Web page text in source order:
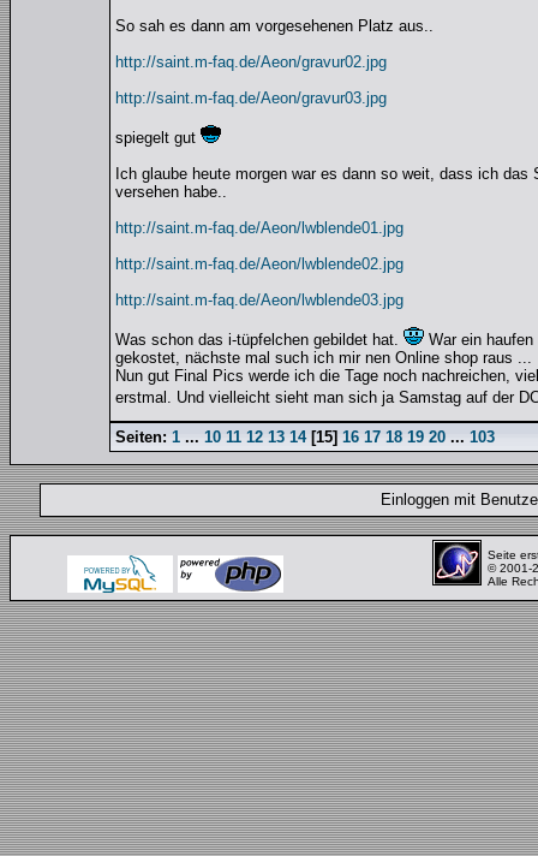
So sah es dann am vorgesehenen Platz aus..
http://saint.m-faq.de/Aeon/gravur02.jpg
http://saint.m-faq.de/Aeon/gravur03.jpg
spiegelt gut
Ich glaube heute morgen war es dann so weit, dass ich
versehen habe..
http://saint.m-faq.de/Aeon/lwblende01.jpg
http://saint.m-faq.de/Aeon/lwblende02.jpg
http://saint.m-faq.de/Aeon/lwblende03.jpg
Was schon das i-tüpfelchen gebildet hat.
War ein haufen
gekostet, nächste mal such ich mir nen Online shop raus ...
Nun gut Final Pics werde ich die Tage noch nachreichen,
erstmal. Und vielleicht sieht man sich ja Samstag auf der
Seiten: 1 ... 10 11 12 13 14[15] 16 17 18 19 20 ... 103
Einloggen mit
Seite
© 2001-
Alle